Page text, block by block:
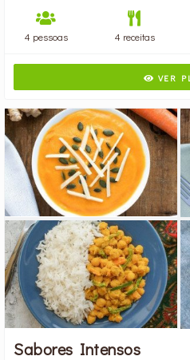
4 pessoas 4 receitas
VER
Sabores Intensos